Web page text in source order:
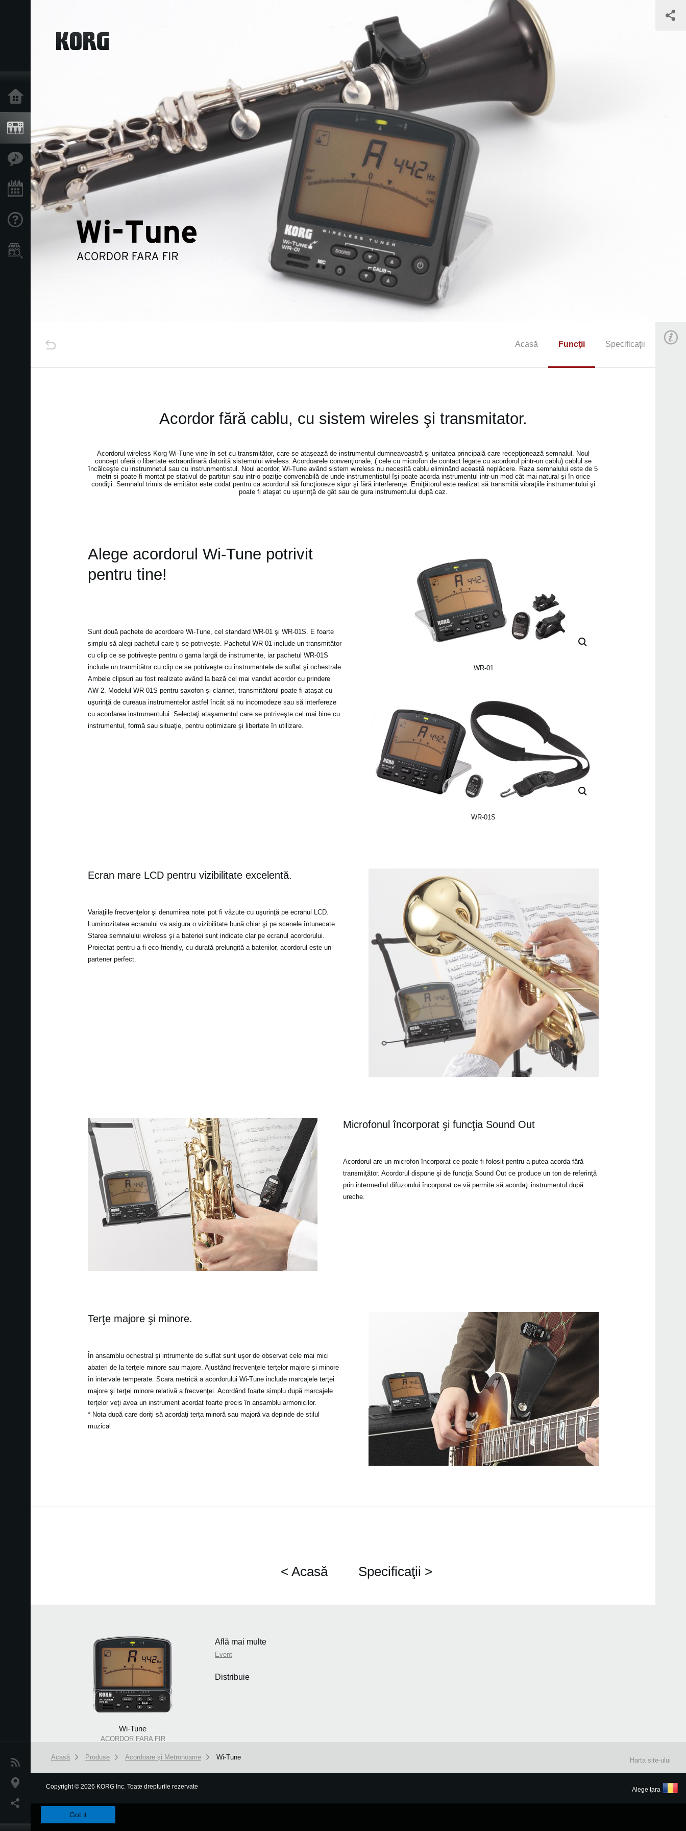
Produse
În Prim Plan
Eveniment
Găsește un Magazin
Locaţie
Acasă Funcţii Specificaţii
Acordor fără cablu, cu sistem wireles şi transmitator.
Acordorul wireless Korg Wi-Tune vine în set cu transmitător, care se ataşează de instrumentul dumneavoastră şi unitatea principală care recepţionează semnalul. Noul
concept oferă o libertate extraordinară datorită sistemului wireless. Acordoarele convenţionale, ( cele cu microfon de contact legate cu acordorul pintr-un cablu) cablul se
încâlceşte cu instrumnetul sau cu instrunmentistul. Noul acordor, Wi-Tune având sistem wireless nu necesită cablu eliminând această neplăcere. Raza semnalului este de 5
metri si poate fi montat pe stativul de partituri sau intr-o poziţie convenabilă de unde instrumentistul îşi poate acorda instrumentul intr-un mod cât mai natural şi în orice
condiţii. Semnalul trimis de emitător este codat pentru ca acordorul să funcţioneze sigur şi fără interferenţe. Emiţătorul este realizat să transmită vibraţiile instrumentului şi
poate fi ataşat cu uşurinţă de gât sau de gura instrumentului după caz.
Alege acordorul Wi-Tune potrivit
pentru tine!
WR-01
WR-01S
Sunt două pachete de acordoare Wi-Tune, cel standard WR-01 şi WR-01S. E foarte
simplu să alegi pachetul care ţi se potriveşte. Pachetul WR-01 include un transmitător
cu clip ce se potriveşte pentru o gama largă de instrumente, iar pachetul WR-01S
include un tranmitător cu clip ce se potriveşte cu instrumentele de suflat şi ochestrale.
Ambele clipsuri au fost realizate având la bază cel mai vandut acordor cu prindere
AW-2. Modelul WR-01S pentru saxofon şi clarinet, transmitătorul poate fi ataşat cu
uşurinţă de cureaua instrumentelor astfel încât să nu incomodeze sau să interfereze
cu acordarea instrumentului. Selectaţi ataşamentul care se potriveşte cel mai bine cu
instrumentul, formă sau situaţie, pentru optimizare şi libertate în utilizare.
Ecran mare LCD pentru vizibilitate excelentă.
Variaţiile frecvenţelor şi denumirea notei pot fi văzute cu uşurinţă pe ecranul LCD.
Luminozitatea ecranului va asigura o vizibilitate bună chiar şi pe scenele întunecate.
Starea semnalului wireless şi a bateriei sunt indicate clar pe ecranul acordorului.
Proiectat pentru a fi eco-friendly, cu durată prelungită a bateriilor, acordorul este un
partener perfect.
Microfonul încorporat şi funcţia Sound Out
Acordorul are un microfon încorporat ce poate fi folosit pentru a putea acorda fără
transmiţător. Acordorul dispune şi de funcţia Sound Out ce produce un ton de referinţă
prin intermediul difuzorului încorporat ce vă permite să acordaţi instrumentul după
ureche.
Terţe majore şi minore.
În ansamblu ochestral şi intrumente de suflat sunt uşor de observat cele mai mici
abateri de la terţele minore sau majore. Ajustând frecvenţele terţelor majore şi minore
în intervale temperate. Scara metrică a acordorului Wi-Tune include marcajele terţei
majore şi terţei minore relativă a frecvenţei. Acordând foarte simplu după marcajele
terţelor veţi avea un instrument acordat foarte precis în ansamblu armonicilor.
* Nota după care doriţi să acordaţi terţa minoră sau majoră va depinde de stilul
muzical
< Acasă Specificaţii >
Wi-Tune
ACORDOR FARA FIR
Află mai multe
Event
Distribuie
Acasă Produse Acordoare și Metronoame Wi-Tune Harta site-ului
Copyright© 2026 KORG Inc. Toate drepturile rezervate Alege ţara
Got it